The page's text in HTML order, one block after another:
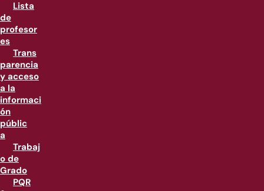
Lista
de
profesor
es
Trans
parencia
y acceso
a la
informaci
ón
públic
a
Trabaj
o de
Grado
PQR